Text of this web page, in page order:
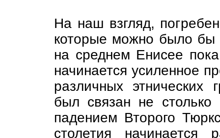
На наш взгляд,
которые можно было бы
на среднем Енисее
начинается усиленное
различных этнических
был связан не
падением Второго
столетия начинается